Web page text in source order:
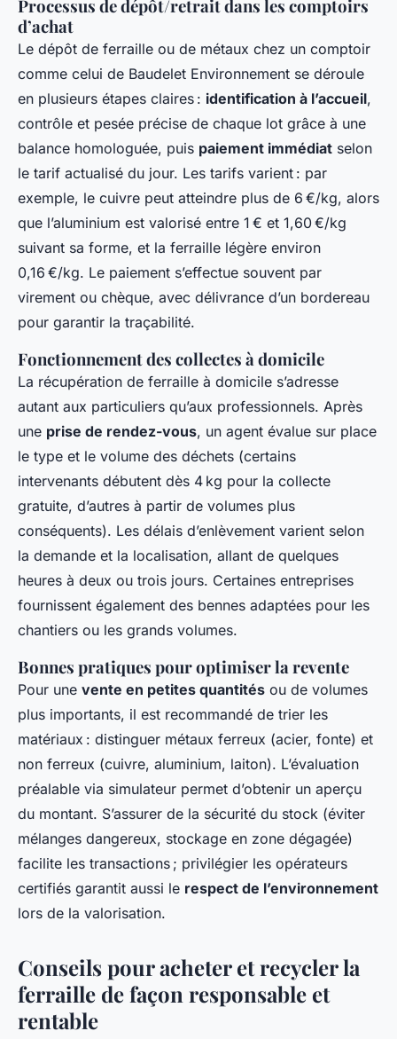
Processus de dépôt/retrait dans les comptoirs
d’achat
Le dépôt de ferraille ou de métaux chez un comptoir
comme celui de Baudelet Environnement se déroule
en plusieurs étapes claires : identification à l’accueil,
contrôle et pesée précise de chaque lot grâce à une
balance homologuée, puis paiement immédiat selon
le tarif actualisé du jour. Les tarifs varient : par
exemple, le cuivre peut atteindre plus de 6 €/kg, alors
que l’aluminium est valorisé entre 1 € et 1,60 €/kg
suivant sa forme, et la ferraille légère environ
0,16 €/kg. Le paiement s’effectue souvent par
virement ou chèque, avec délivrance d’un bordereau
pour garantir la traçabilité.
Fonctionnement des collectes à domicile
La récupération de ferraille à domicile s’adresse
autant aux particuliers qu’aux professionnels. Après
une prise de rendez-vous, un agent évalue sur place
le type et le volume des déchets (certains
intervenants débutent dès 4 kg pour la collecte
gratuite, d’autres à partir de volumes plus
conséquents). Les délais d’enlèvement varient selon
la demande et la localisation, allant de quelques
heures à deux ou trois jours. Certaines entreprises
fournissent également des bennes adaptées pour les
chantiers ou les grands volumes.
Bonnes pratiques pour optimiser la revente
Pour une vente en petites quantités ou de volumes
plus importants, il est recommandé de trier les
matériaux : distinguer métaux ferreux (acier, fonte) et
non ferreux (cuivre, aluminium, laiton). L’évaluation
préalable via simulateur permet d’obtenir un aperçu
du montant. S’assurer de la sécurité du stock (éviter
mélanges dangereux, stockage en zone dégagée)
facilite les transactions ; privilégier les opérateurs
certifiés garantit aussi le respect de l’environnement
lors de la valorisation.
Conseils pour acheter et recycler la
ferraille de façon responsable et
rentable